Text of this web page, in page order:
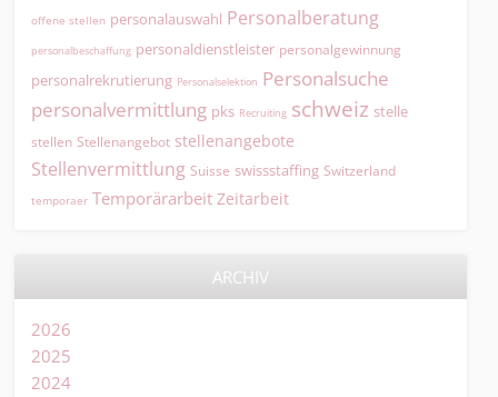
offene stellen personalauswahl Personalberatung
personalbeschaffung personaldienstleister personalgewinnung
personalrekrutierung Personalselektion Personalsuche
personalvermittlung pks Recruiting schweiz stelle
stellen Stellenangebot stellenangebote
Stellenvermittlung Suisse swissstaffing Switzerland
temporaer Temporärarbeit Zeitarbeit
ARCHIV
2026
2025
2024